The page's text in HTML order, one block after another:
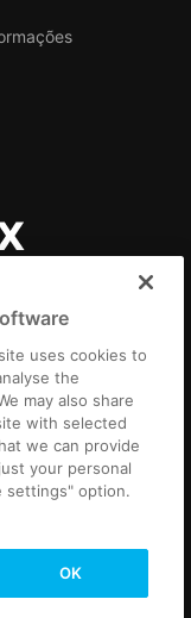
Gerais
Privacidade
/ Envio
mencionados
uses cookies to
the
may also share
with selected
we can provide
your personal
settings" option.
OK